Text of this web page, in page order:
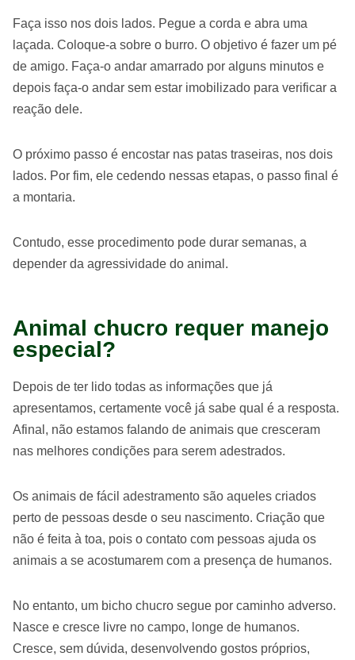
Faça isso nos dois lados. Pegue a corda e abra uma
laçada. Coloque-a sobre o burro. O objetivo é fazer um pé
de amigo. Faça-o andar amarrado por alguns minutos e
depois faça-o andar sem estar imobilizado para verificar a
reação dele.
O próximo passo é encostar nas patas traseiras, nos dois
lados. Por fim, ele cedendo nessas etapas, o passo final é
a montaria.
Contudo, esse procedimento pode durar semanas, a
depender da agressividade do animal.
Animal chucro requer manejo
especial?
Depois de ter lido todas as informações que já
apresentamos, certamente você já sabe qual é a resposta.
Afinal, não estamos falando de animais que cresceram
nas melhores condições para serem adestrados.
Os animais de fácil adestramento são aqueles criados
perto de pessoas desde o seu nascimento. Criação que
não é feita à toa, pois o contato com pessoas ajuda os
animais a se acostumarem com a presença de humanos.
No entanto, um bicho chucro segue por caminho adverso.
Nasce e cresce livre no campo, longe de humanos.
Cresce, sem dúvida, desenvolvendo gostos próprios,